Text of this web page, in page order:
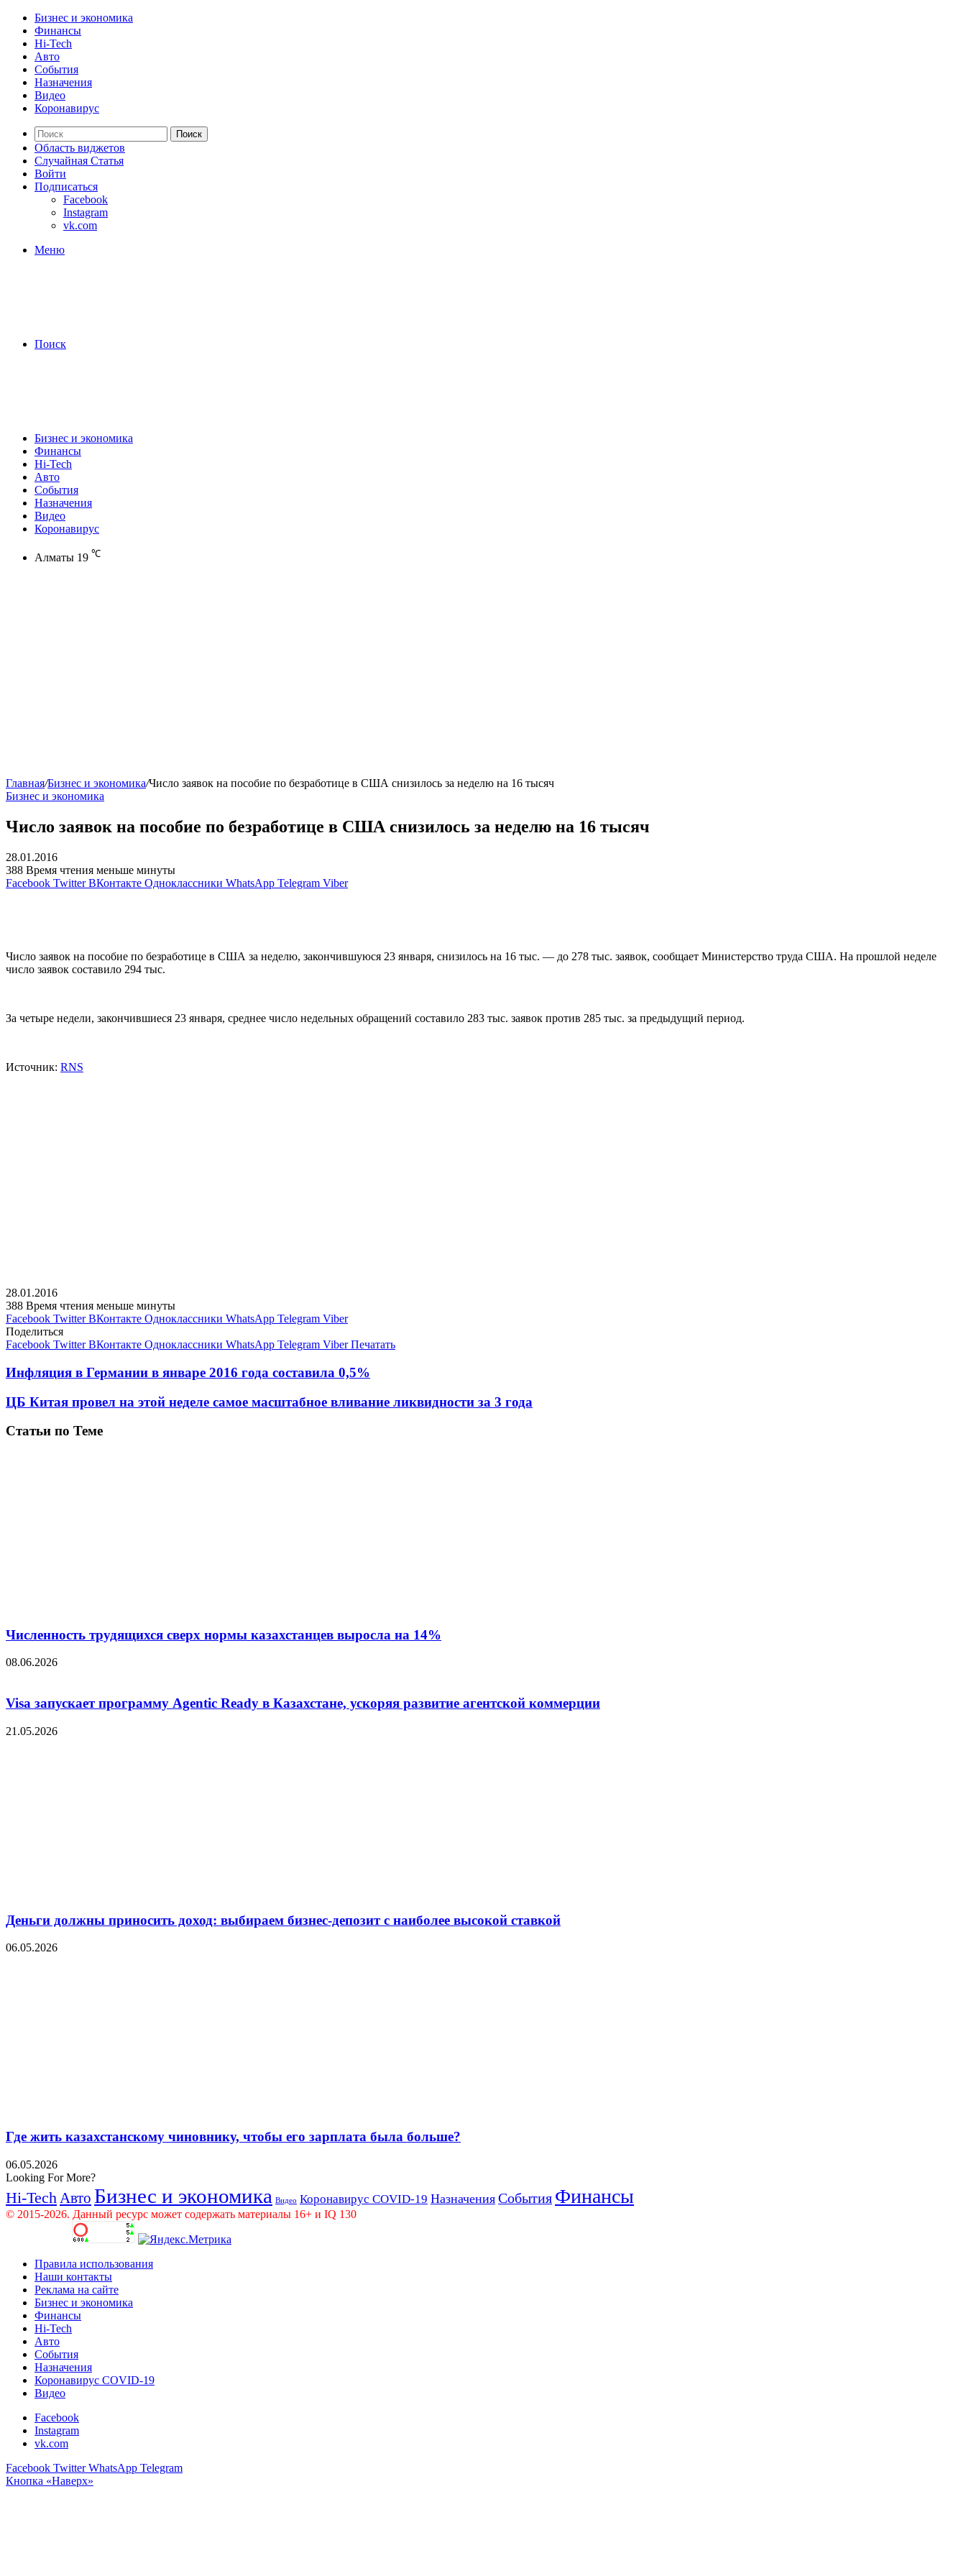
Бизнес и экономика
Финансы
Hi-Tech
Авто
События
Назначения
Видео
Коронавирус
Поиск
Область виджетов
Случайная Статья
Войти
Подписаться
Facebook
Instagram
vk.com
Меню
Поиск
Бизнес и экономика
Финансы
Hi-Tech
Авто
События
Назначения
Видео
Коронавирус
Алматы 19 ℃
Главная/Бизнес и экономика/Число заявок на пособие по безработице в США снизилось за неделю на 16 тысяч
Бизнес и экономика
Число заявок на пособие по безработице в США снизилось за неделю на 16 тысяч
28.01.2016
388 Время чтения меньше минуты
Facebook Twitter ВКонтакте Одноклассники WhatsApp Telegram Viber
Число заявок на пособие по безработице в США за неделю, закончившуюся 23 января, снизилось на 16 тыс. — до 278 тыс. заявок, сообщает Министерство труда США. На прошлой неделе
число заявок составило 294 тыс.
За четыре недели, закончившиеся 23 января, среднее число недельных обращений составило 283 тыс. заявок против 285 тыс. за предыдущий период.
Источник: RNS
28.01.2016
388 Время чтения меньше минуты
Facebook Twitter ВКонтакте Одноклассники WhatsApp Telegram Viber
Поделиться
Facebook Twitter ВКонтакте Одноклассники WhatsApp Telegram Viber Печатать
Инфляция в Германии в январе 2016 года составила 0,5%
ЦБ Китая провел на этой неделе самое масштабное вливание ликвидности за 3 года
Статьи по Теме
Численность трудящихся сверх нормы казахстанцев выросла на 14%
08.06.2026
Visa запускает программу Agentic Ready в Казахстане, ускоряя развитие агентской коммерции
21.05.2026
Деньги должны приносить доход: выбираем бизнес-депозит с наиболее высокой ставкой
06.05.2026
Где жить казахстанскому чиновнику, чтобы его зарплата была больше?
06.05.2026
Looking For More?
Hi-Tech Авто Бизнес и экономика Видео Коронавирус COVID-19 Назначения События Финансы
© 2015-2026. Данный ресурс может содержать материалы 16+ и IQ 130
Правила использования
Наши контакты
Реклама на сайте
Бизнес и экономика
Финансы
Hi-Tech
Авто
События
Назначения
Коронавирус COVID-19
Видео
Facebook
Instagram
vk.com
Facebook Twitter WhatsApp Telegram
Кнопка «Наверх»